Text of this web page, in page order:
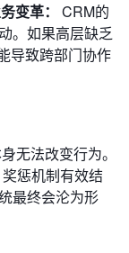
变革：
CRM的
。如果高层缺乏
导致跨部门协作
无法改变行为。
惩机制有效结
最终会沦为形